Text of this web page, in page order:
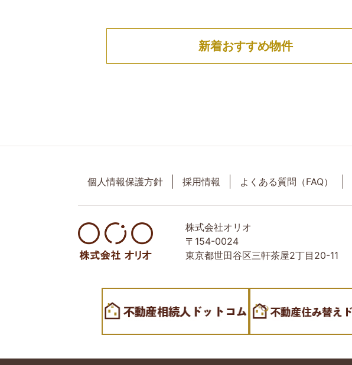
新着おすすめ物件
個人情報保護方針 採用情報 よくある質問（FAQ）
株式会社オリオ
〒154-0024
東京都世田谷区三軒茶屋2丁目20-11